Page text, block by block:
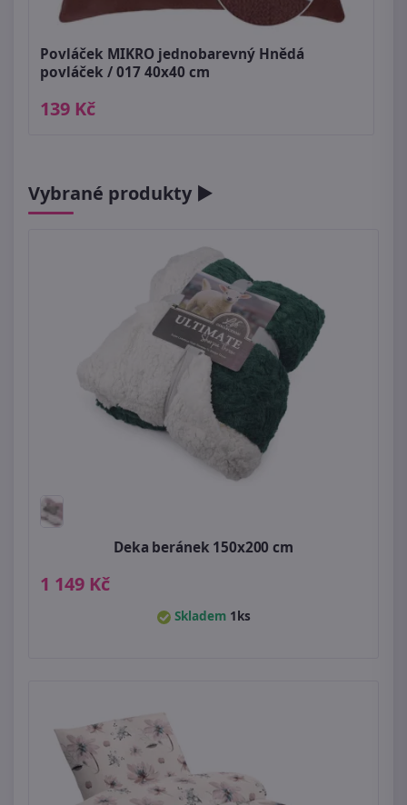
Povláček MIKRO jednobarevný Hnědá
povláček / 017 40x40 cm
139 Kč
Vybrané produkty ►
Deka beránek 150x200 cm
1 149 Kč
Skladem 1ks